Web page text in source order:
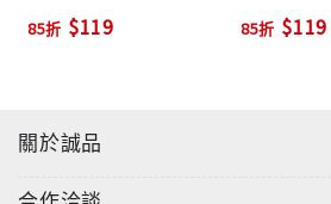
85折 $119 85折 $119
關於誠品